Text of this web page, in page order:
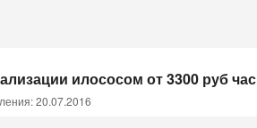
илососом от 3300 руб час
20.07.2016